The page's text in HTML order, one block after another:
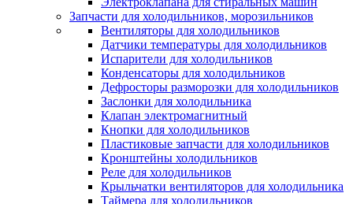
Запчасти для холодильников, морозильников
Вентиляторы для холодильников
Датчики температуры для холодильников
Испарители для холодильников
Конденсаторы для холодильников
Дефросторы разморозки для холодильников
Заслонки для холодильника
Клапан электромагнитный
Кнопки для холодильников
Пластиковые запчасти для холодильников
Кронштейны холодильников
Реле для холодильников
Крыльчатки вентиляторов для холодильника
Таймера для холодильников